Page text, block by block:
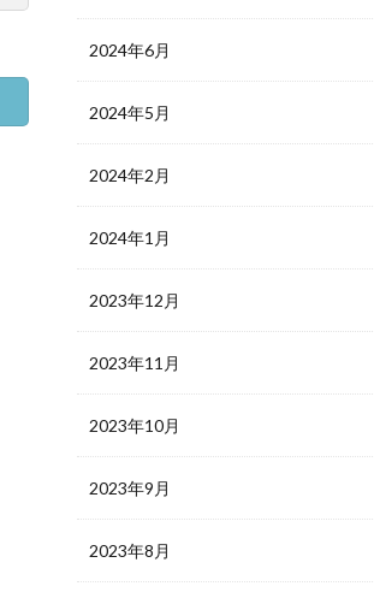
2024年6月
2024年5月
2024年2月
2024年1月
2023年12月
2023年11月
2023年10月
2023年9月
2023年8月